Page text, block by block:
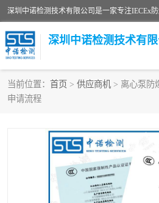
深圳中诺检测技术有限
当前位置： 首页 > 供应商机 > 离心泵防
申请流程
ATEX防爆认证
防爆3C认证
防爆工程
IECEx防爆认证